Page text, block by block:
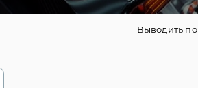
Выводить по